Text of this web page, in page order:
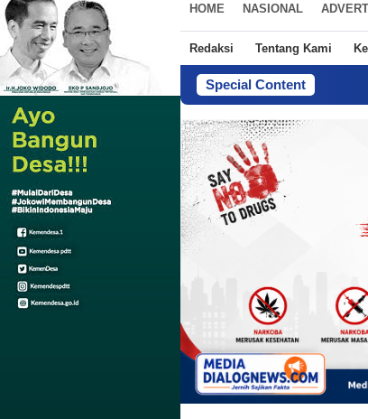
HOME NASIONAL
Redaksi Tentang Kami
Special ContentMendagri